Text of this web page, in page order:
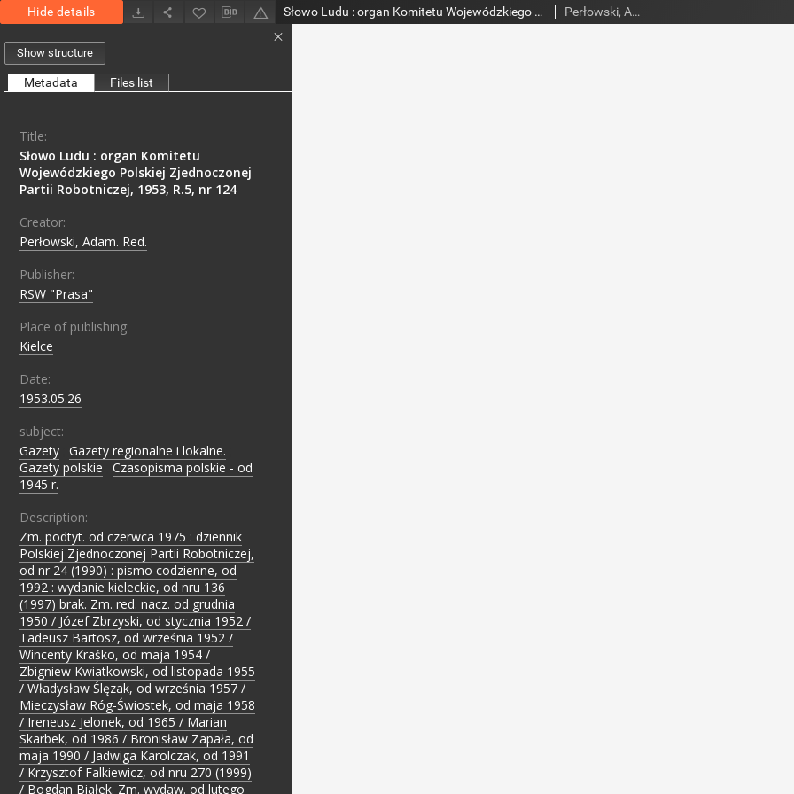
Hide details Słowo Ludu : organ Komitetu Wojewódzkiego Polskiej Zjednoczonej Partii Robotniczej, 1953, R.5, nr 124 Perłowski, Adam. Red.
Show structure
Metadata Files list
Title:
Słowo Ludu : organ Komitetu
Wojewódzkiego Polskiej Zjednoczonej
Partii Robotniczej, 1953, R.5, nr 124
Creator:
Perłowski, Adam. Red.
Publisher:
RSW "Prasa"
Place of publishing:
Kielce
Date:
1953.05.26
subject:
Gazety Gazety regionalne i lokalne.
Gazety polskie
Czasopisma polskie - od
1945 r.
Description:
Zm. podtyt. od czerwca 1975 : dziennik
Polskiej Zjednoczonej Partii Robotniczej,
od nr 24 (1990) : pismo codzienne, od
1992 : wydanie kieleckie, od nru 136
(1997) brak. Zm. red. nacz. od grudnia
1950 / Józef Zbrzyski, od stycznia 1952 /
Tadeusz Bartosz, od września 1952 /
Wincenty Kraśko, od maja 1954 /
Zbigniew Kwiatkowski, od listopada 1955
/ Władysław Ślęzak, od września 1957 /
Mieczysław Róg-Świostek, od maja 1958
/ Ireneusz Jelonek, od 1965 / Marian
Skarbek, od 1986 / Bronisław Zapała, od
maja 1990 / Jadwiga Karolczak, od 1991
/ Krzysztof Falkiewicz, od nru 270 (1999)
/ Bogdan Białek. Zm. wydaw. od lutego